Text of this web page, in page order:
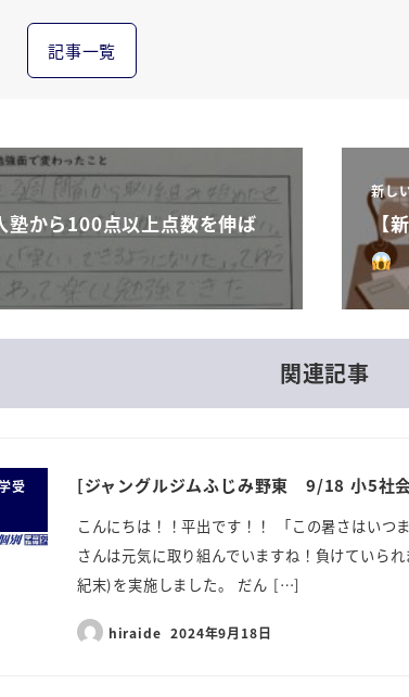
記事一覧
塾から100点以上点数を伸ば
新し
【
関連記事
受
[ジャングルジムふじみ野東 9/18 小5社会
こんにちは！！平出です！！ 「この暑さはいつ
さんは元気に取り組んでいますね！負けていら
紀末)を実施しました。 だん […]
hiraide 2024年9月18日